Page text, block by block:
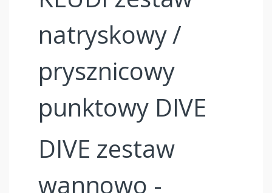
natryskowy /
prysznicowy
punktowy DIVE
DIVE zestaw
wannowo -